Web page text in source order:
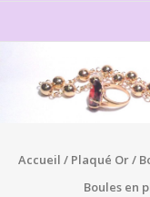
Accueil / Plaqué Or/
Boules en